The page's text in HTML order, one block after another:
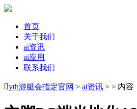
首页
关于我们
ai资讯
ai应用
联系我们
yth游艇会指定官网 > ai资讯 > > 内容